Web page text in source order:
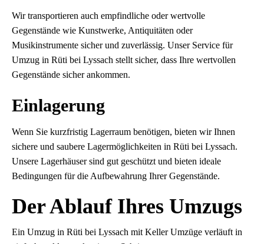
Wir transportieren auch empfindliche oder wertvolle
Gegenstände wie Kunstwerke, Antiquitäten oder
Musikinstrumente sicher und zuverlässig. Unser Service für
Umzug in Rüti bei Lyssach stellt sicher, dass Ihre wertvollen
Gegenstände sicher ankommen.
Einlagerung
Wenn Sie kurzfristig Lagerraum benötigen, bieten wir Ihnen
sichere und saubere Lagermöglichkeiten in Rüti bei Lyssach.
Unsere Lagerhäuser sind gut geschützt und bieten ideale
Bedingungen für die Aufbewahrung Ihrer Gegenstände.
Der Ablauf Ihres Umzugs
Ein Umzug in Rüti bei Lyssach mit Keller Umzüge verläuft in